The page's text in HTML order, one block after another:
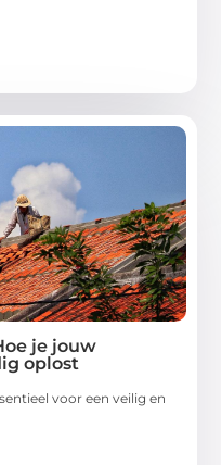
je jouw
oplost
voor een veilig en